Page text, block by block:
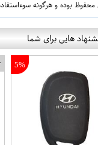
محفوظ بوده و هرگونه
هایی برای شما
5%